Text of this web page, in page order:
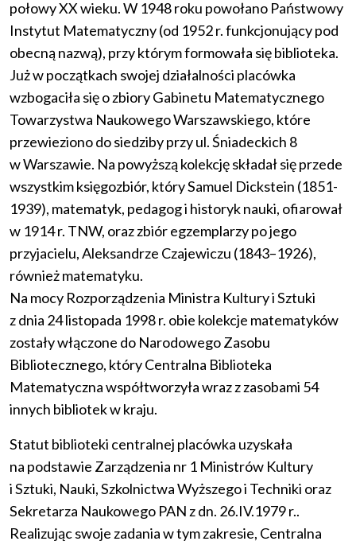
połowy XX wieku. W 1948 roku powołano Państwowy
Instytut Matematyczny (od 1952 r. funkcjonujący pod
obecną nazwą), przy którym formowała się biblioteka.
Już w początkach swojej działalności placówka
wzbogaciła się o zbiory Gabinetu Matematycznego
Towarzystwa Naukowego Warszawskiego, które
przewieziono do siedziby przy ul. Śniadeckich 8
w Warszawie. Na powyższą kolekcję składał się przede
wszystkim księgozbiór, który Samuel Dickstein (1851-
1939), matematyk, pedagog i historyk nauki, ofiarował
w 1914 r. TNW, oraz zbiór egzemplarzy po jego
przyjacielu, Aleksandrze Czajewiczu (1843–1926),
również matematyku.
Na mocy Rozporządzenia Ministra Kultury i Sztuki
z dnia 24 listopada 1998 r. obie kolekcje matematyków
zostały włączone do Narodowego Zasobu
Bibliotecznego, który Centralna Biblioteka
Matematyczna współtworzyła wraz z zasobami 54
innych bibliotek w kraju.
Statut biblioteki centralnej placówka uzyskała
na podstawie Zarządzenia nr 1 Ministrów Kultury
i Sztuki, Nauki, Szkolnictwa Wyższego i Techniki oraz
Sekretarza Naukowego PAN z dn. 26.IV.1979 r..
Realizując swoje zadania w tym zakresie, Centralna